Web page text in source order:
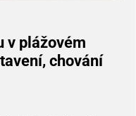
v plážovém
chování